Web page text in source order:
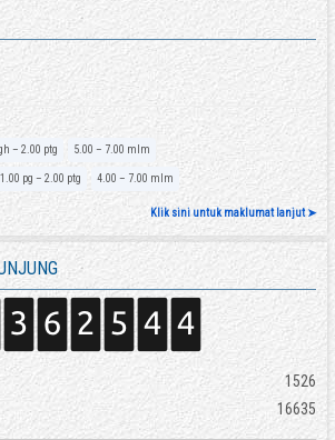
– 2.00 ptg 5.00 – 7.00 mlm
pg – 2.00 ptg 4.00 – 7.00 mlm
Klik sini untuk maklumat lanjut ➤
1526
16635